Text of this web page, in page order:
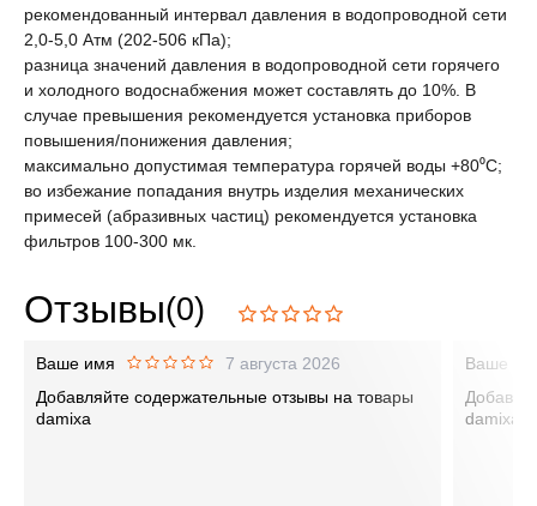
рекомендованный интервал давления в водопроводной сети
2,0-5,0 Атм (202-506 кПа);
разница значений давления в водопроводной сети горячего
и холодного водоснабжения может составлять до 10%. В
случае превышения рекомендуется установка приборов
повышения/понижения давления;
максимально допустимая температура горячей воды +80⁰С;
во избежание попадания внутрь изделия механических
примесей (абразивных частиц) рекомендуется установка
фильтров 100-300 мк.
Отзывы(0)
Ваше имя
7 августа 2026
Добавляйте содержательные отзывы на товары
damixa
Ваше
damixa